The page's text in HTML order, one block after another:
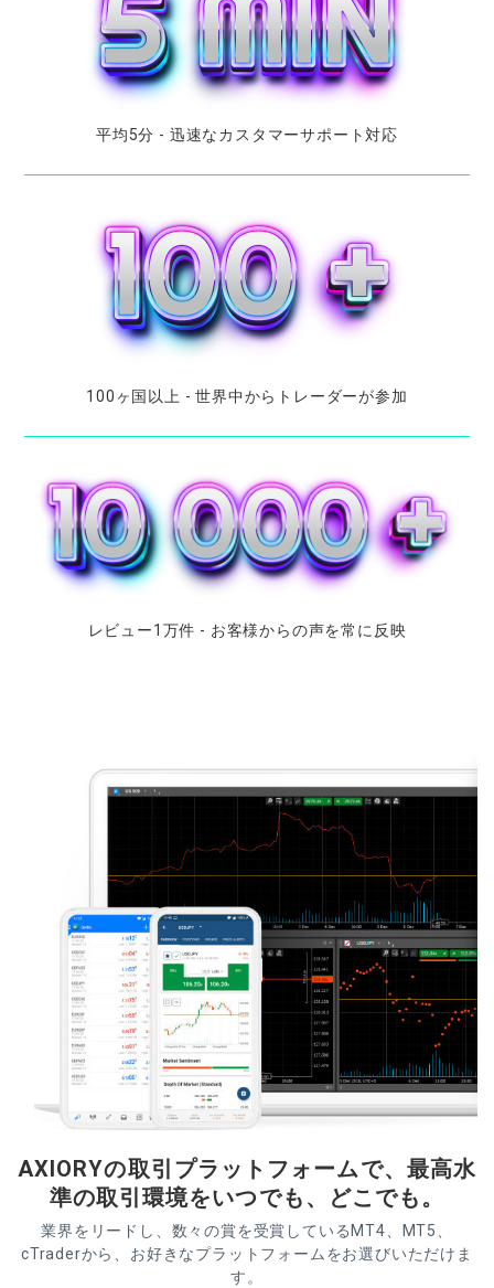
平均5分 - 迅速なカスタマーサポート対応
100 ヶ国以上 -世界中から トレーダーが参加
レビュー1 万件 - お客様からの声を常に反映
AXIORYの取引プラットフォームで、最高水
準の取引環境をいつでも、どこでも。
業界をリードし、数々の賞を受賞しているMT4、MT5、
cTraderから、お好きなプラットフォームをお選びいただけま
す。